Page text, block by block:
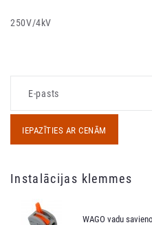
250V/4kV
IEPAZĪTIES AR CENĀM
Instalācijas klemmes
WAGO vadu